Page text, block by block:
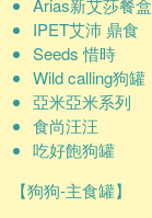
Arias新艾莎餐盒
IPET艾沛 鼎食
Seeds 惜時
Wild calling狗罐
亞米亞米系列
食尚汪汪
吃好飽狗罐
【狗狗-主食罐】